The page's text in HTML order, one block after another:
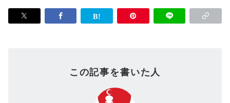
この記事を書いた人